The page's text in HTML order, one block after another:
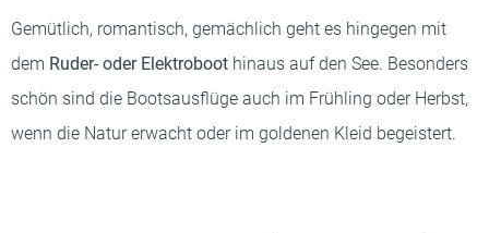
Gemütlich, romantisch, gemächlich geht es hingegen mit
dem Ruder- oder Elektroboot hinaus auf den See. Besonders
schön sind die Bootsausflüge auch im Frühling oder Herbst,
wenn die Natur erwacht oder im goldenen Kleid begeistert.